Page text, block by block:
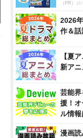
（PR）ジ
2026
作＆話
【夏
新アニ
芸能
援！
ル情
漫画